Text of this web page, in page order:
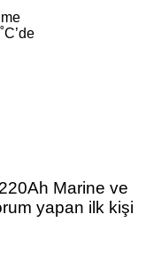
Marine ve
yapan ilk kişi